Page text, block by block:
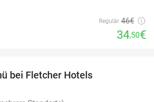
Regulär 46€
34,50€
bei Fletcher Hotels